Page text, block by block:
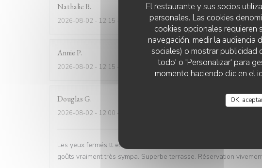
El restaurante y sus socios
personales. Las cookies
cookies opcionales requieren
navegación, medir la audiencia
sociales) o mostrar publicidad
todo' o 'Personalizar' para
momento haciendo clic en el
OK,
NathalieB
2026-08-02 - 12:15 - Invitados 3
AnnieP
2026-08-02 - 12:15 - Invitados 2
Douglas G
2026-08-02 - 12:00 - Invitados 2
Les yeux fermés tt est bon. Pour nous salades moules et
goûts vraiment très sympa. Superbe terrasse. Réservation